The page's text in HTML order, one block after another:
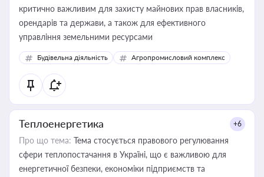
критично важливим для захисту майнових прав власників,
орендарів та держави, а також для ефективного
управління земельними ресурсами
Будівельна діяльність Агропромисловий комплекс
Теплоенергетика +6
Про що тема: Тема стосується правового регулювання
сфери теплопостачання в Україні, що є важливою для
енергетичної безпеки, економіки підприємств та